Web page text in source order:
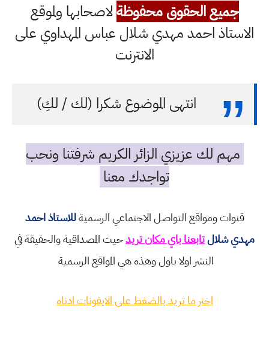
جميع الحقوق محفوظةلاصحابها ولموقع
الاستاذ احمد مهدي شلال عباس المهداوي على
الانترنت
انتهى الموضوع شكرا (لك / لكِ)
مهم لك عزيزي الزائر الكريم شرفتنا ونحب
تواجدك معنا
قنوات ومواقع التواصل الاجتماعي الرسميةللاستاذ احمد
مهدي شلالتابعنا باي مكان تريدحيث المصداقية والحقيقة في
النشر اولا باول وهذه هي المواقع الرسمية
اختر ما تريد بالضغط على الايقونات ادناه